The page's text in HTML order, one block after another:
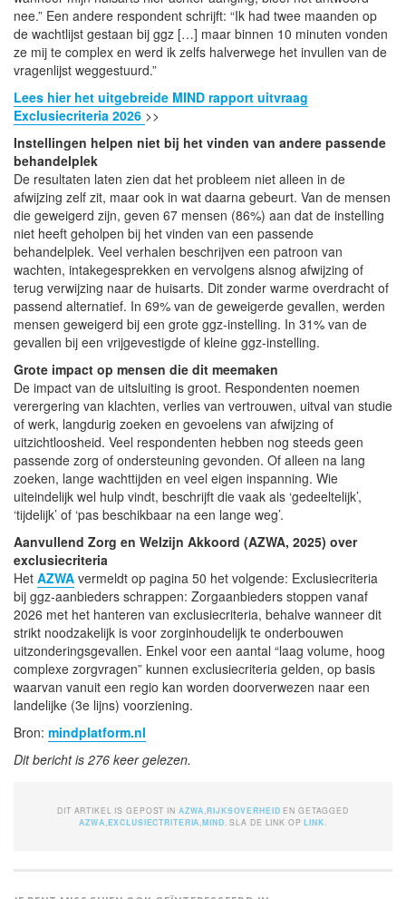
nee.” Een andere respondent schrijft: “Ik had twee maanden op
de wachtlijst gestaan bij ggz […] maar binnen 10 minuten vonden
ze mij te complex en werd ik zelfs halverwege het invullen van de
vragenlijst weggestuurd.”
Lees hier het uitgebreide MIND rapport uitvraag
Exclusiecriteria 2026 >>
Instellingen helpen niet bij het vinden van andere passende
behandelplek
De resultaten laten zien dat het probleem niet alleen in de
afwijzing zelf zit, maar ook in wat daarna gebeurt. Van de mensen
die geweigerd zijn, geven 67 mensen (86%) aan dat de instelling
niet heeft geholpen bij het vinden van een passende
behandelplek. Veel verhalen beschrijven een patroon van
wachten, intakegesprekken en vervolgens alsnog afwijzing of
terug verwijzing naar de huisarts. Dit zonder warme overdracht of
passend alternatief. In 69% van de geweigerde gevallen, werden
mensen geweigerd bij een grote ggz-instelling. In 31% van de
gevallen bij een vrijgevestigde of kleine ggz-instelling.
Grote impact op mensen die dit meemaken
De impact van de uitsluiting is groot. Respondenten noemen
verergering van klachten, verlies van vertrouwen, uitval van studie
of werk, langdurig zoeken en gevoelens van afwijzing of
uitzichtloosheid. Veel respondenten hebben nog steeds geen
passende zorg of ondersteuning gevonden. Of alleen na lang
zoeken, lange wachttijden en veel eigen inspanning. Wie
uiteindelijk wel hulp vindt, beschrijft die vaak als ‘gedeeltelijk’,
‘tijdelijk’ of ‘pas beschikbaar na een lange weg’.
Aanvullend Zorg en Welzijn Akkoord (AZWA, 2025) over
exclusiecriteria
Het AZWA vermeldt op pagina 50 het volgende: Exclusiecriteria
bij ggz-aanbieders schrappen: Zorgaanbieders stoppen vanaf
2026 met het hanteren van exclusiecriteria, behalve wanneer dit
strikt noodzakelijk is voor zorginhoudelijk te onderbouwen
uitzonderingsgevallen. Enkel voor een aantal “laag volume, hoog
complexe zorgvragen” kunnen exclusiecriteria gelden, op basis
waarvan vanuit een regio kan worden doorverwezen naar een
landelijke (3e lijns) voorziening.
Bron: mindplatform.nl
Dit bericht is 276 keer gelezen.
DIT ARTIKEL IS GEPOST IN AZWA ,RIJKSOVERHEID EN GETAGGED
AZWA EXCLUSIECTRITERIA ,MIND . SLA DE LINK OPLINK